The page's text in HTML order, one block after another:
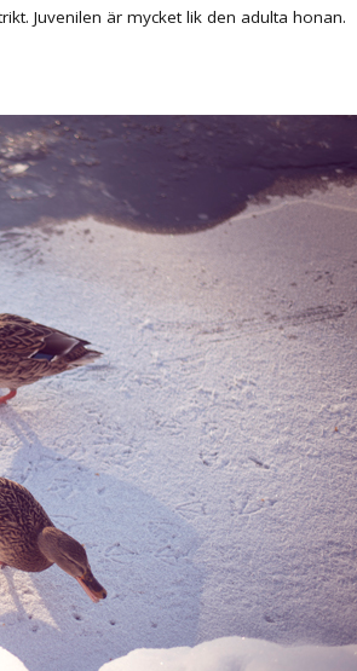
Juvenilen är mycket lik den adulta honan.